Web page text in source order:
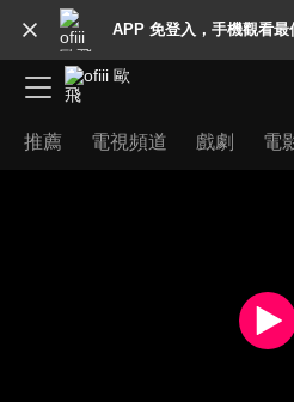
APP 免登入，手機觀看最
推薦 電視頻道 戲劇 電